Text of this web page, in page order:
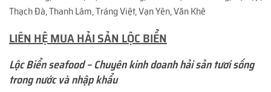
Thạch Đà, Thanh Lâm, Tráng Việt, Vạn Yên, Văn Khê
LIÊN HỆ MUA HẢI SẢN LỘC BIỂN
Lộc Biển seafood – Chuyên kinh doanh hải sản tươi sống
trong nước và nhập khẩu